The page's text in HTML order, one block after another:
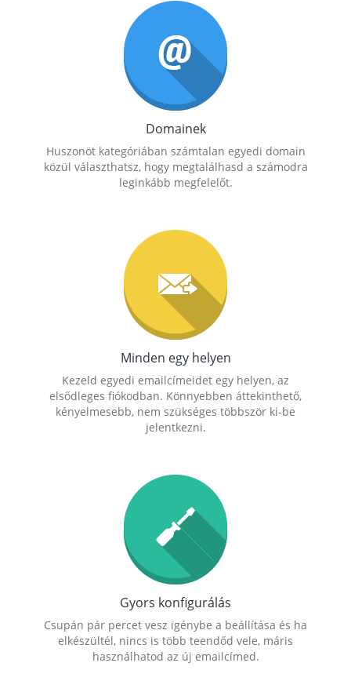
Domainek
Huszonöt kategóriában számtalan egyedi domain
közül választhatsz, hogy megtalálhasd a számodra
leginkább megfelelőt.
Minden egy helyen
Kezeld egyedi emailcímeidet egy helyen, az
elsődleges fiókodban. Könnyebben áttekinthető,
kényelmesebb, nem szükséges többször ki-be
jelentkezni.
Gyors konfigurálás
Csupán pár percet vesz igénybe a beállítása és ha
elkészültél, nincs is több teendőd vele, máris
használhatod az új emailcímed.